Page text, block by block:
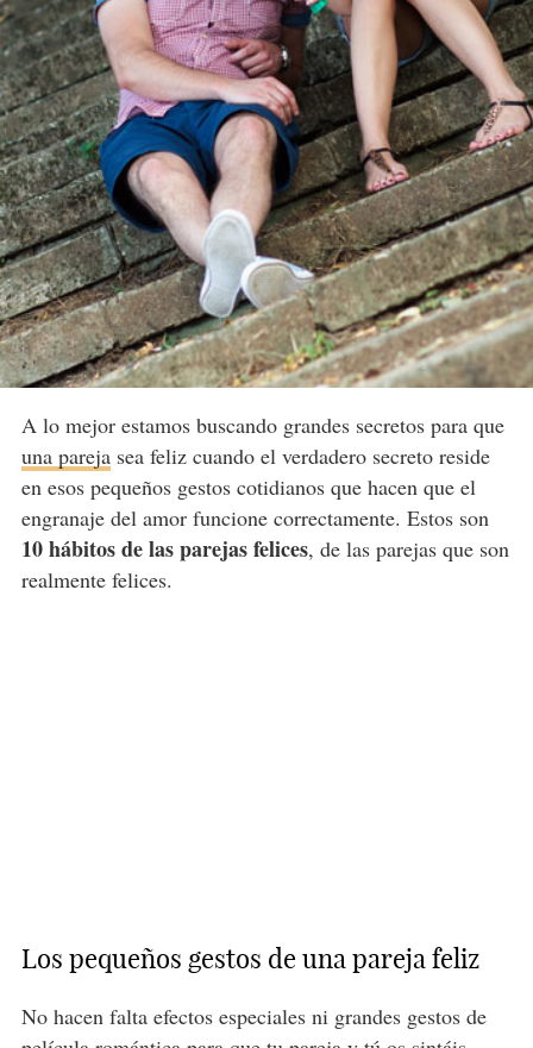
A lo mejor estamos buscando grandes secretos para que
una parejasea feliz cuando el verdadero secreto reside
en esos pequeños gestos cotidianos que hacen que el
engranaje del amor funcione correctamente. Estos son
10 hábitos de las parejas felices, de las parejas que son
realmente felices.
Los pequeños gestos de una pareja feliz
No hacen falta efectos especiales ni grandes gestos de